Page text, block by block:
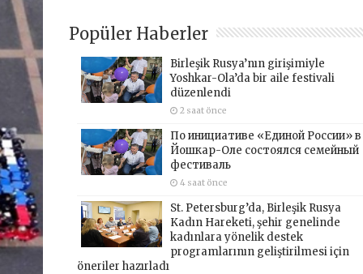
Popüler Haberler
Birleşik Rusya’nın girişimiyle
Yoshkar-Ola’da bir aile festivali
düzenlendi
2 saat önce
По инициативе «Единой России» в
Йошкар-Оле состоялся семейный
фестиваль
4 saat önce
St. Petersburg’da, Birleşik Rusya
Kadın Hareketi, şehir genelinde
kadınlara yönelik destek
programlarının geliştirilmesi için
öneriler hazırladı